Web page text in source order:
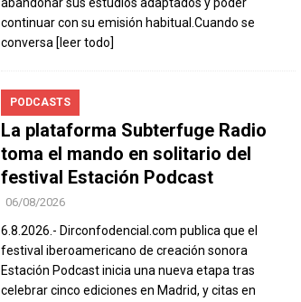
continuar con su emisión habitual.Cuando se
conversa [leer todo]
PODCASTS
La plataforma Subterfuge Radio
toma el mando en solitario del
festival Estación Podcast
06/08/2026
6.8.2026.- Dirconfodencial.com publica que el
festival iberoamericano de creación sonora
Estación Podcast inicia una nueva etapa tras
celebrar cinco ediciones en Madrid, y citas en